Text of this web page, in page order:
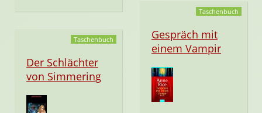
Taschenbuch
Der Schlächter
von Simmering
Taschenbuch
Gespräch mit
einem Vampir